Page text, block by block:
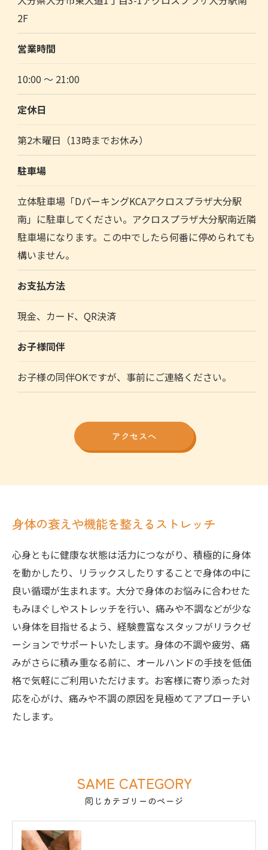
2F
営業時間
10:00 ～ 21:00
定休日
第2木曜日（13時までお休み）
駐車場
立体駐車場「DパーキングKCAアクロスプラザ大分駅
南」に駐車してください。アクロスプラザ大分駅南近隣
駐車場になります。この中でしたら何番に停められても
構いません。
お支払方法
現金、カード、QR決済
お子様同伴
お子様の同伴OKですが、事前にご連絡ください。
アクセスへ
身体の衰えや機能を整えるストレッチ
心身ともに健康な状態は活力につながり、積極的に身体
を動かしたり、リラックスしたりすることで身体の中に
良い循環が生まれます。大分で身体のお悩みに合わせた
もみほぐしやストレッチを行い、痛みや不調などが少な
い身体を目指せるよう、経験豊富なスタッフがリラクゼ
ーションでサポートいたします。身体の不調や疲労、痛
みがさらに積み重なる前に、オールハンドの手技を低価
格で気軽にご利用いただけます。お客様に寄り添った対
応を心がけ、痛みや不調の原因を見極めてアプローチい
たします。
同じカテゴリーのページ
SAME CATEGORY